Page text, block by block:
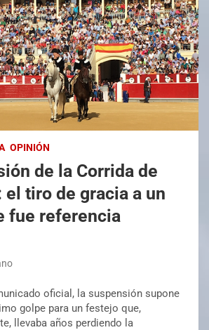
OPINIÓN
de la Corrida de
el tiro de gracia a un
fue referencia
oficial, la suspensión supone
golpe para un festejo que,
llevaba años perdiendo la